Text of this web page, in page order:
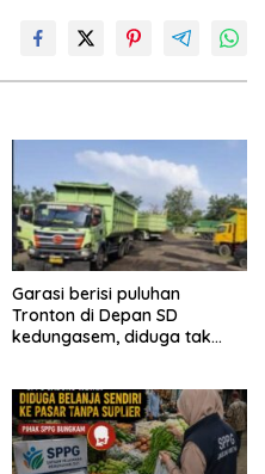
Garasi berisi puluhan
Tronton di Depan SD
kedungasem, diduga tak